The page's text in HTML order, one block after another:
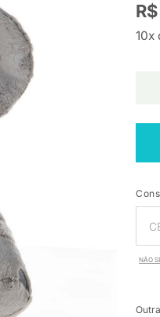
10x
NÃO